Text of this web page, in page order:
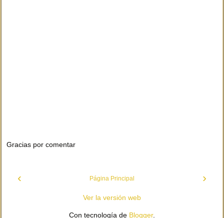
Gracias por comentar
‹ ›
Página Principal
Ver la versión web
Con tecnología de Blogger.